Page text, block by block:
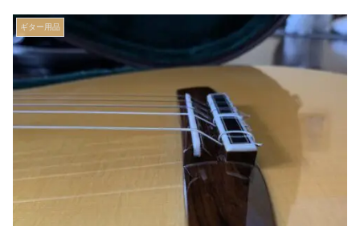
ギター用品